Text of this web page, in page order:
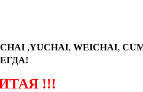
,YUCHAI, WEICHAI,
!!!